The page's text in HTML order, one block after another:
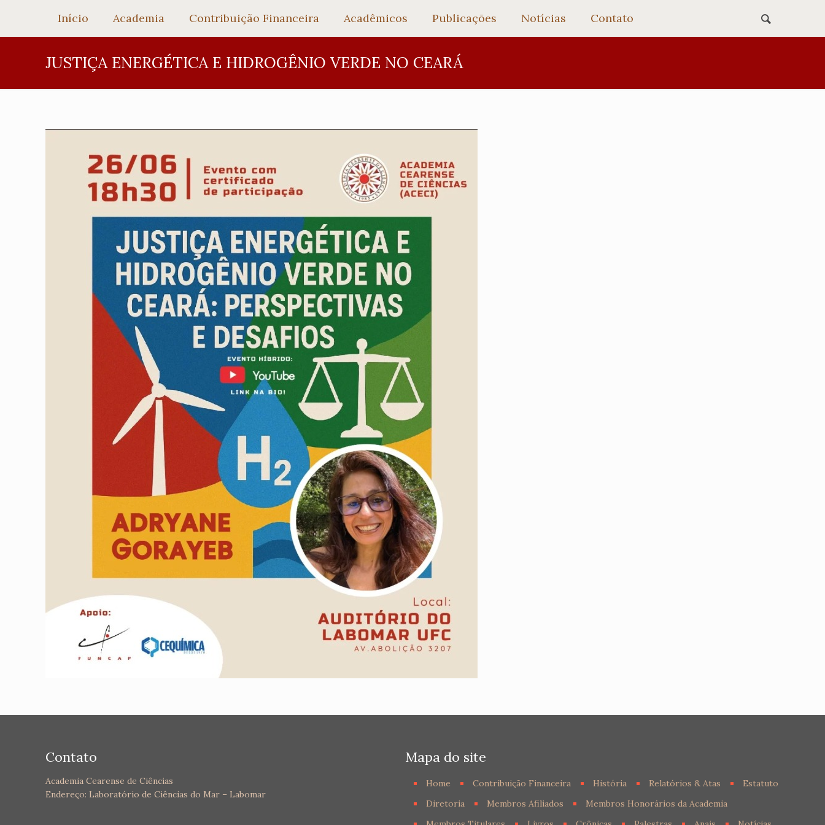
Início Academia Contribuição Financeira Acadêmicos Publicações Notícias Contato
JUSTIÇA ENERGÉTICA E HIDROGÊNIO VERDE NO CEARÁ
Contato
Academia Cearense de Ciências
Endereço: Laboratório de Ciências do Mar – Labomar
Mapa do site
Home Contribuição Financeira História Relatórios & Atas
Estatuto
Diretoria
Membros Afiliados
Membros Honorários da Academia